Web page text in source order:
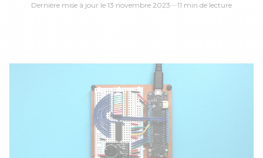
Dernière mise à jour le 13 novembre 2023—11 min de lecture